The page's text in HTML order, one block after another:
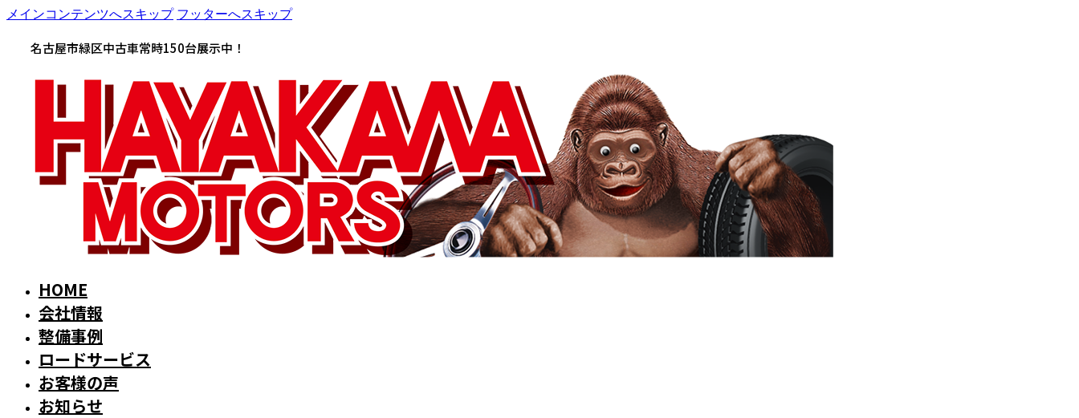
メインコンテンツへスキップ フッターへスキップ
名古屋市緑区中古車常時150台展示中！
HOME
会社情報
整備事例
ロードサービス
お客様の声
お知らせ